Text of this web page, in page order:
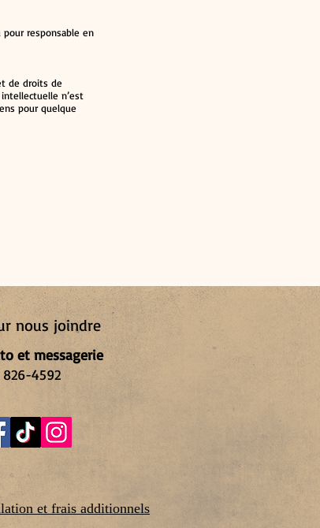
responsable en
de droits de
n’est
pour quelque
nous joindre
et messagerie
826-4592
et frais additionnels